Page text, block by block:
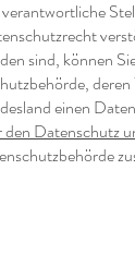
sind, können
einen
Datenschutz